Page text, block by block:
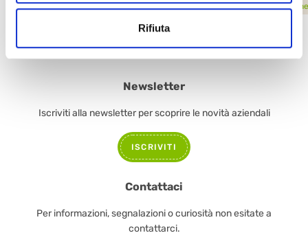
Rifiuta
scheda prodotto
Newsletter
Iscriviti alla newsletter per scoprire le novità aziendali
ISCRIVITI
Contattaci
Per informazioni, segnalazioni o curiosità non esitate a
contattarci.